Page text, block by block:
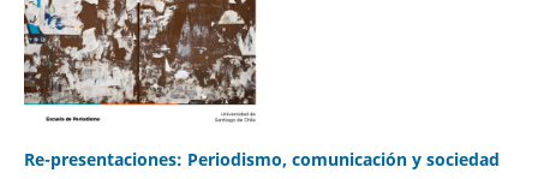
Re-presentaciones: Periodismo, comunicación y sociedad